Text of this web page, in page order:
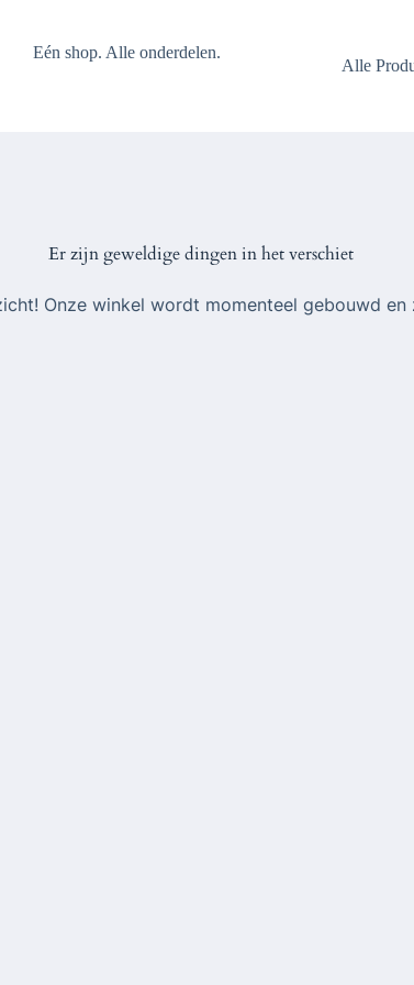
Eén shop. Alle onderdelen.
Alle
Er zijn geweldige dingen in het verschiet
Onze winkel wordt momenteel gebouwd